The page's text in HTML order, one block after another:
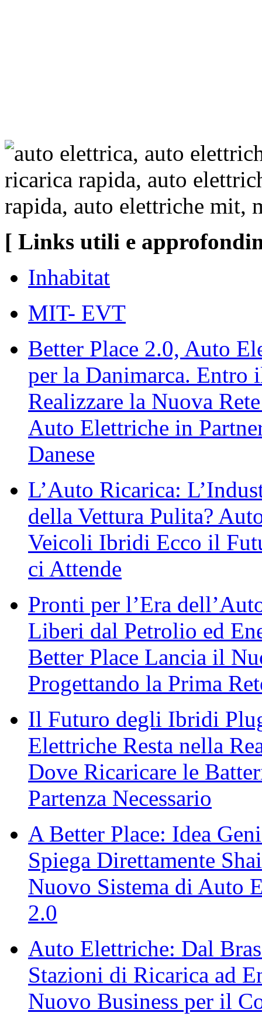
[ Links utili e
Inhabitat
MIT- EVT
Better Place 2.0, Auto
per la Danimarca. Entro
Realizzare la Nuova
Auto Elettriche in
Danese
L’Auto Ricarica:
della Vettura Pulita?
Veicoli Ibridi Ecco il
ci Attende
Pronti per l’Era
Liberi dal Petrolio ed
Better Place Lancia il
Progettando la Prima
Il Futuro degli Ibridi
Elettriche Resta nella
Dove Ricaricare le
Partenza Necessario
A Better Place: Idea
Spiega Direttamente
Nuovo Sistema di Auto
2.0
Auto Elettriche: Dal
Stazioni di Ricarica ad
Nuovo Business per il